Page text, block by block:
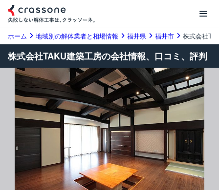
ホーム 地域別の解体業者と相場情報 福井県 福井市 株式会社
株式会社TAKU建築工房の会社情報、口コミ、評判